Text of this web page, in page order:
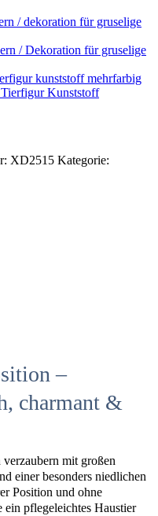
/ Dekoration für gruselige
Kunststoff
XD2515 Kategorie:
–
charmant &
mit großen
einer besonders niedlichen
Position und ohne
pflegeleichtes Haustier